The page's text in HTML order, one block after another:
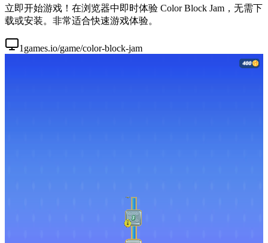
立即开始游戏！在浏览器中即时体验 Color Block Jam，无需下
载或安装。非常适合快速游戏体验。
1games.io/game/color-block-jam